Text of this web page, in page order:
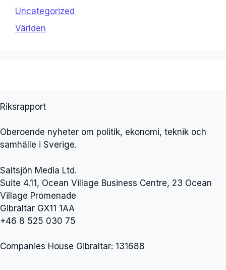
Uncategorized
Världen
Riksrapport
Oberoende nyheter om politik, ekonomi, teknik och
samhälle i Sverige.
Saltsjön Media Ltd.
Suite 4.11, Ocean Village Business Centre, 23 Ocean
Village Promenade
Gibraltar GX11 1AA
+46 8 525 030 75
Companies House Gibraltar: 131688